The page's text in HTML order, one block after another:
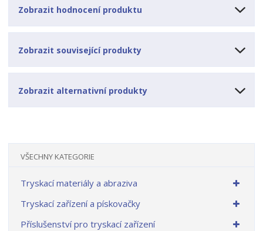
Zobrazit hodnocení produktu
Zobrazit související produkty
Zobrazit alternativní produkty
VŠECHNY KATEGORIE
Tryskací materiály a abraziva
Tryskací zařízení a pískovačky
Příslušenství pro tryskací zařízení